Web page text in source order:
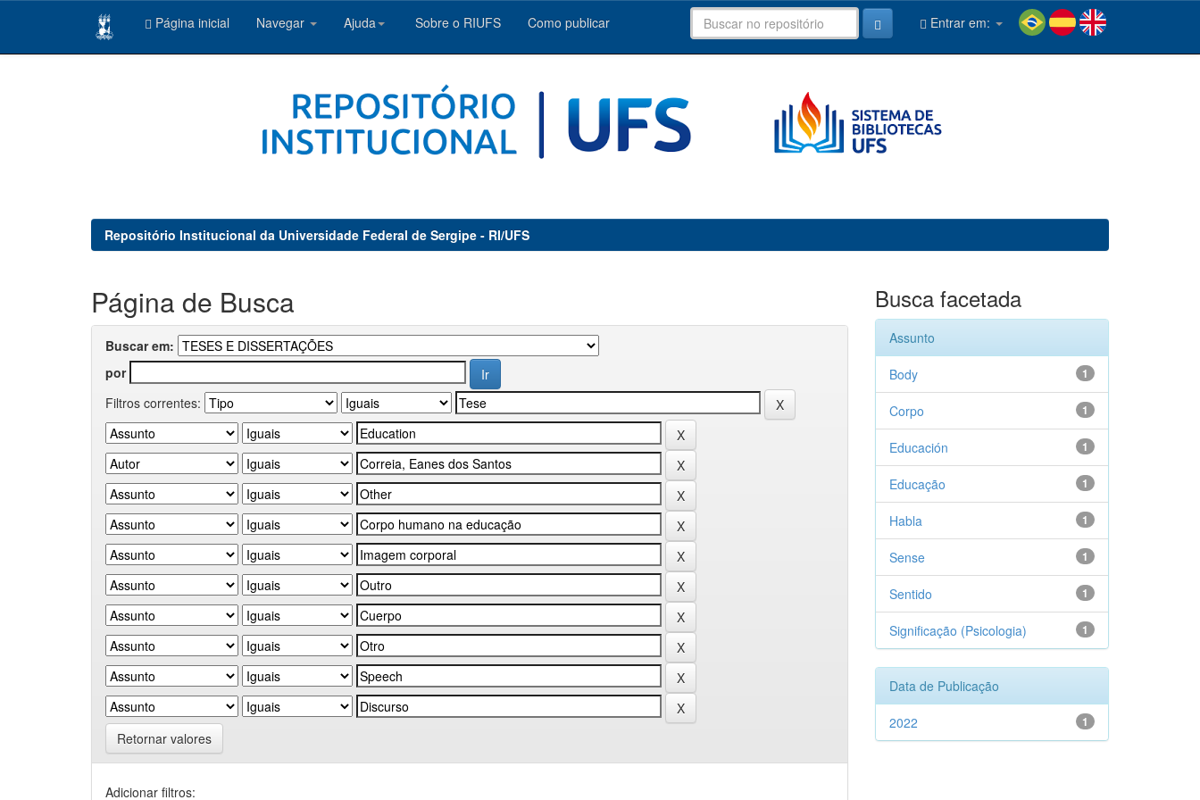
Página inicial Navegar Ajuda Sobre o RIUFS Como publicar Entrar em:
Repositório Institucional da Universidade Federal de Sergipe - RI/UFS
Página de Busca
Buscar em:
por
Filtros correntes:
Retornar valores
Adicionar filtros:
Busca facetada
Assunto
1
Body
1
Corpo
1
Educación
1
Educação
1
Habla
1
Sense
1
Sentido
1
Significação (Psicologia)
Data de Publicação
1
2022